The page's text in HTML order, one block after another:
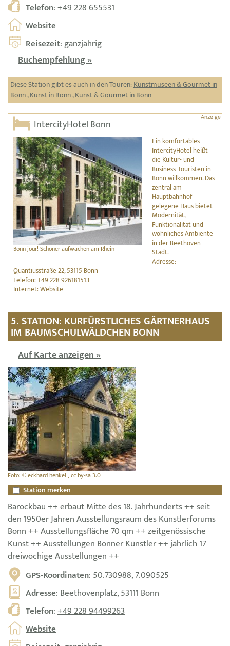
Telefon:+49 228 655531
Website
Reisezeit: ganzjährig
Buchempfehlung »
Diese Station gibt es auch in den Touren:Kunstmuseen & Gourmet in
Bonn,Kunst in Bonn,Kunst & Gourmet in Bonn
IntercityHotel Bonn
Bonn-jour! Schöner aufwachen am Rhein
Ein komfortables
IntercityHotel heißt
die Kultur- und
Business-Touristen in
Bonn willkommen. Das
zentral am
Hauptbahnhof
gelegene Haus bietet
Modernität,
Funktionalität und
wohnliches Ambiente
in der Beethoven-
Stadt.
Adresse:
Quantiusstraße 22, 53115 Bonn
Telefon: +49 228 926181513
Internet:Website
5. STATION: KURFÜRSTLICHES GÄRTNERHAUS
IM BAUMSCHULWÄLDCHEN BONN
Auf Karte anzeigen »
Foto: © eckhard henkel , cc by-sa 3.0
Station merken
Barockbau ++ erbaut Mitte des 18. Jahrhunderts ++ seit
den 1950er Jahren Ausstellungsraum des Künstlerforums
Bonn ++ Ausstellungsfläche 70 qm ++ zeitgenössische
Kunst ++ Ausstellungen Bonner Künstler ++ jährlich 17
dreiwöchige Ausstellungen ++
GPS-Koordinaten: 50.730988, 7.090525
Adresse: Beethovenplatz, 53111 Bonn
Telefon:+49 228 94499263
Website